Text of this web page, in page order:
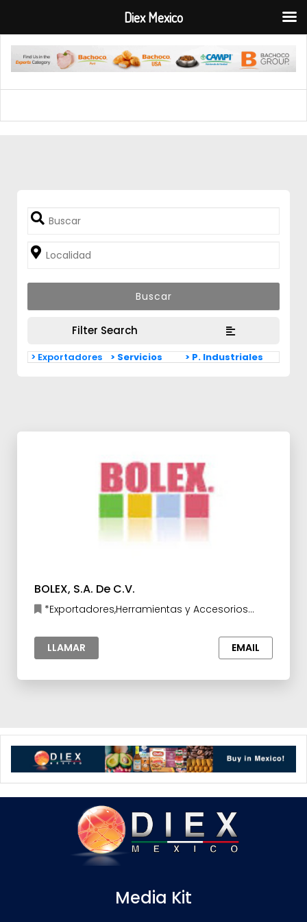
Filter Search
> Exportadores > Servicios > P. Industriales
BOLEX, S.A. De C.V.
*Exportadores,Herramientas y Accesorios
LLAMAR
EMAIL
Media Kit
Diex Mexico